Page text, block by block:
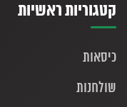
קטגוריות ראשיות
כיסאות
שולחנות